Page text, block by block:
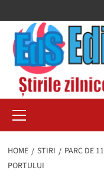
to
content
Menu
HOME STIRI
PARC DE
PORTULUI